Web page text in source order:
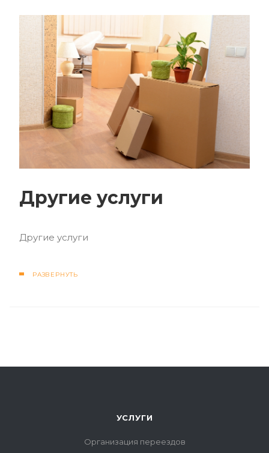
Другие услуги
Другие услуги
РАЗВЕРНУТЬ
УСЛУГИ
Организация переездов